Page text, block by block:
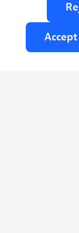
Accept